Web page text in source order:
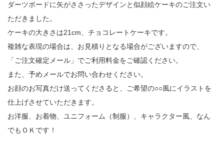
ダーツボードに矢がささったデザインと似顔絵ケーキのご注文い
ただきました。
ケーキの大きさは21cm、チョコレートケーキです。
複雑な表現の場合は、お見積りとなる場合がございますので、
「ご注文確定メール」でご利用料金をご確認ください。
また、予めメールでお問い合わせください。
お顔のお写真だけ送ってくださると、ご希望の○○風にイラストを
仕上げさせていただきます。
お洋服、お着物、ユニフォーム（制服）、キャラクター風、なん
でもＯＫです！